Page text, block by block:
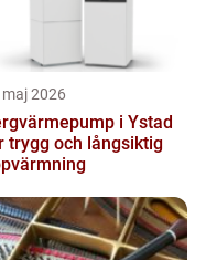
2026
i Ystad
trygg och långsiktig